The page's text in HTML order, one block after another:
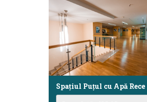
Spațiul Puţul cu Apă Rece